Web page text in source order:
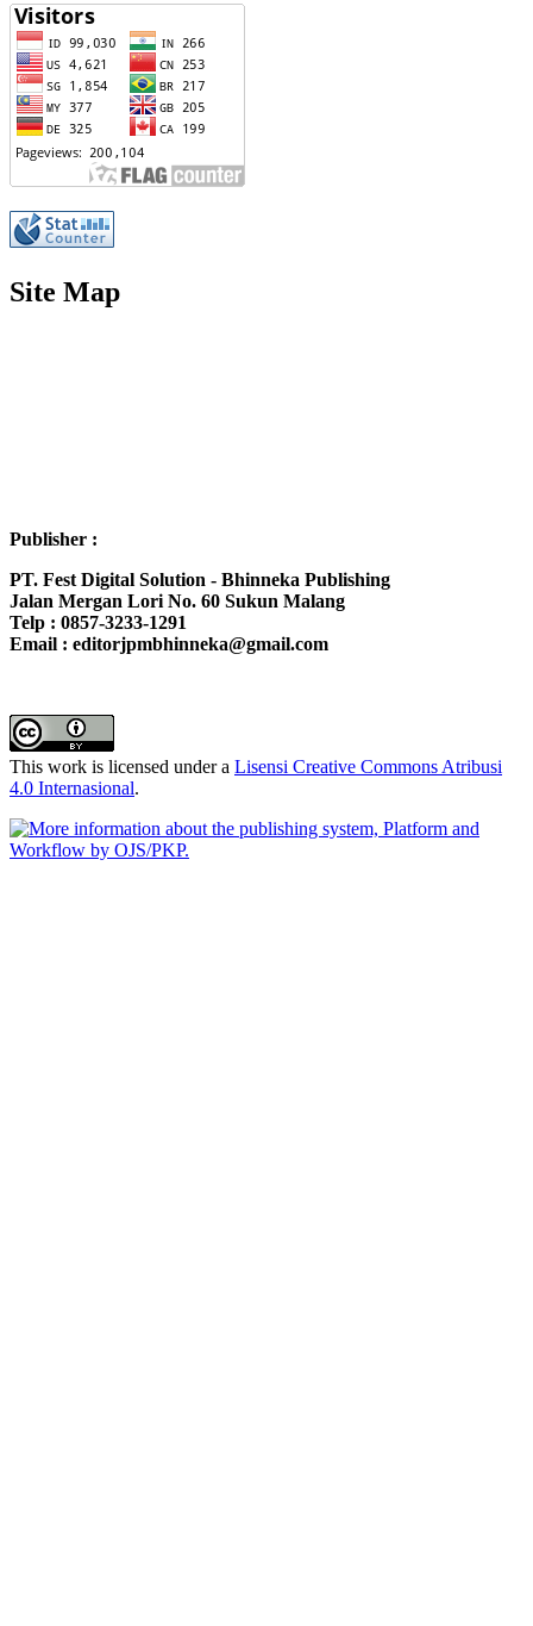
Site Map
Publisher :
PT. Fest Digital Solution - Bhinneka Publishing
Jalan Mergan Lori No. 60 Sukun Malang
Telp : 0857-3233-1291
Email : editorjpmbhinneka@gmail.com
This work is licensed under a Lisensi Creative Commons Atribusi
4.0 Internasional.